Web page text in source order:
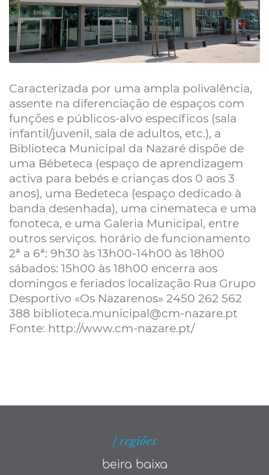
Caracterizada por uma ampla polivalência,
assente na diferenciação de espaços com
funções e públicos-alvo específicos (sala
infantil/juvenil, sala de adultos, etc.), a
Biblioteca Municipal da Nazaré dispõe de
uma Bébeteca (espaço de aprendizagem
activa para bebés e crianças dos 0 aos 3
anos), uma Bedeteca (espaço dedicado à
banda desenhada), uma cinemateca e uma
fonoteca, e uma Galeria Municipal, entre
outros serviços. horário de funcionamento
2ª a 6ª: 9h30 às 13h00-14h00 às 18h00
sábados: 15h00 às 18h00 encerra aos
domingos e feriados localização Rua Grupo
Desportivo «Os Nazarenos» 2450 262 562
388 biblioteca.municipal@cm-nazare.pt
Fonte: http://www.cm-nazare.pt/
| regiões
beira baixa